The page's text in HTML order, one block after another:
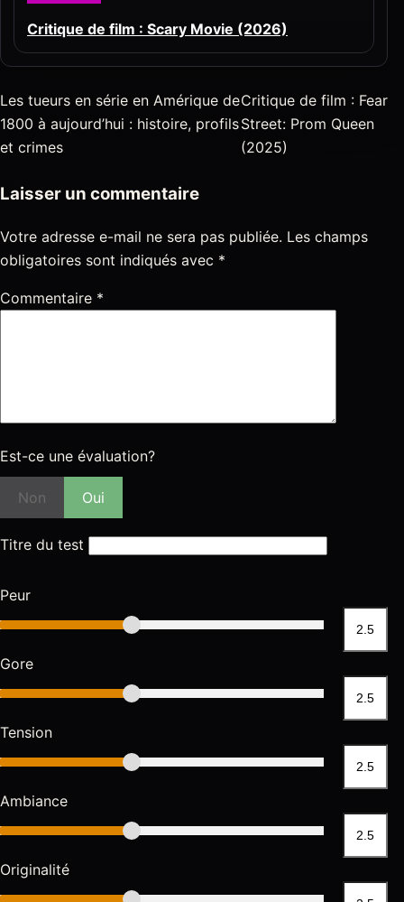
Critique de film : Scary Movie (2026)
Les tueurs en série en Amérique de
1800 à aujourd’hui : histoire, profils
et crimes
Critique de film : Fear
Street: Prom Queen
(2025)
Laisser un commentaire
Votre adresse e-mail ne sera pas publiée. Les champs
obligatoires sont indiqués avec *
Commentaire *
Est-ce une évaluation?
Non Oui
Titre du test
Peur
Gore
Tension
Ambiance
Originalité